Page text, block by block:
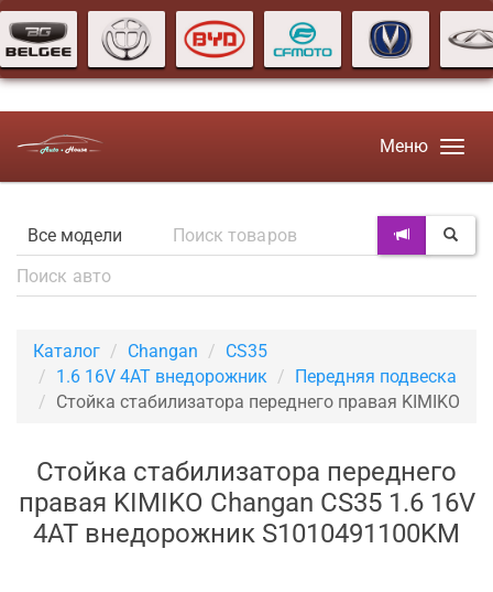
Меню
Каталог Changan
CS35
1.6 16V 4AT внедорожник
Передняя подвеска
Стойка стабилизатора переднего правая KIMIKO
Стойка стабилизатора переднего
правая KIMIKO Changan CS35 1.6 16V
4AT внедорожник S1010491100KM